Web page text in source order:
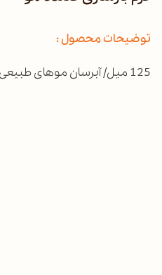
توضیحات محصول :
125 میل/ آبرسان موهای طبیعی رنگ شده